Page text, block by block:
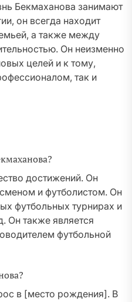
Бекмаханова занимают
он всегда находит
а также между
Он неизменно
целей и к тому,
так и
достижений. Он
и футболистом. Он
футбольных турнирах и
Он также является
футбольной
в [место рождения]. В